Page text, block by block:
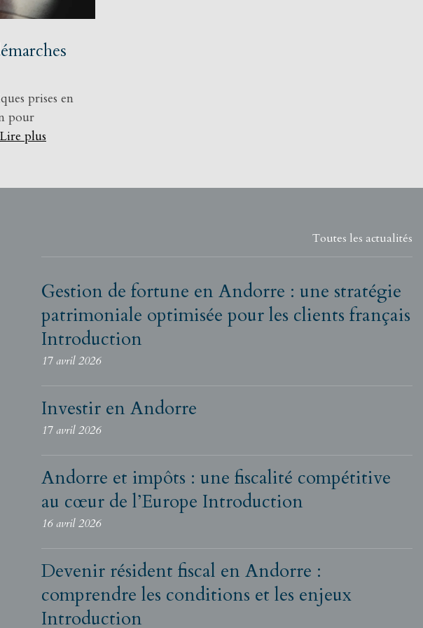
prises en
pour
Lire plus
Toutes les actualités
Gestion de fortune en Andorre : une stratégie
patrimoniale optimisée pour les clients français
Introduction
17 avril 2026
Investir en Andorre
17 avril 2026
Andorre et impôts : une fiscalité compétitive
au cœur de l’Europe Introduction
16 avril 2026
Devenir résident fiscal en Andorre :
comprendre les conditions et les enjeux
Introduction